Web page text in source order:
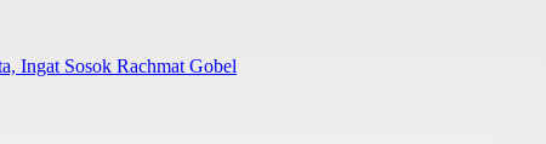
Ingat Sosok Rachmat Gobel